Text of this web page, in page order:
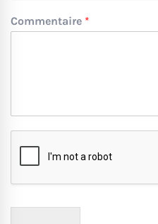
Commentaire *